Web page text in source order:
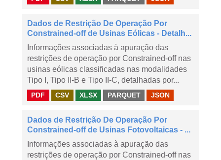
Dados de Restrição De Operação Por
Constrained-off de Usinas Eólicas - Detalh...
Informações associadas à apuração das
restrições de operação por Constrained-off nas
usinas eólicas classificadas nas modalidades
Tipo I, Tipo II-B e Tipo II-C, detalhadas por...
PDF CSV XLSX PARQUET JSON
Dados de Restrição De Operação Por
Constrained-off de Usinas Fotovoltaicas - ...
Informações associadas à apuração das
restrições de operação por Constrained-off nas